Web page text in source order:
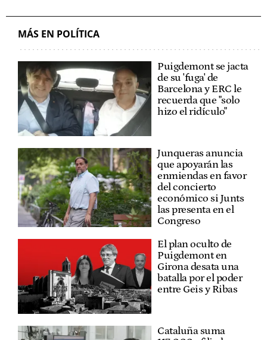
MÁS EN POLÍTICA
Puigdemont se jacta
de su 'fuga' de
Barcelona y ERC le
recuerda que "solo
hizo el ridículo"
Junqueras anuncia
que apoyarán las
enmiendas en favor
del concierto
económico si Junts
las presenta en el
Congreso
El plan oculto de
Puigdemont en
Girona desata una
batalla por el poder
entre Geis y Ribas
Cataluña suma